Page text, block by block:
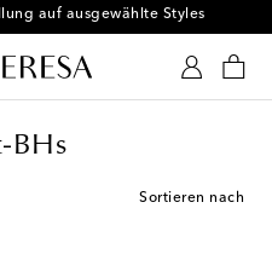
auf ausgewählte Styles
BHs
Sortieren nach